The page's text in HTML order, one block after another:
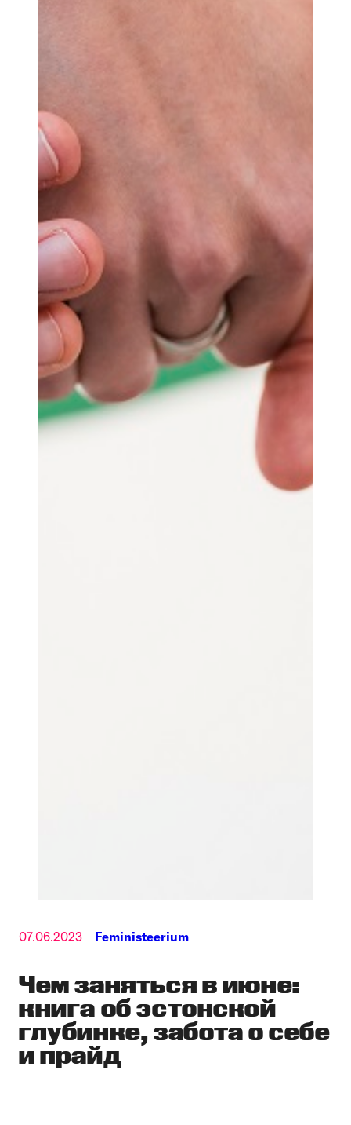
Чем заняться в июне:
книга об эстонской
глубинке, забота о себе
и прайд
07.06.2023 Feministeerium